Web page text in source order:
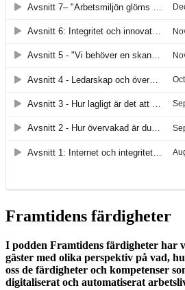
Framtidens färdigheter
I podden Framtidens färdigheter har
gäster med olika perspektiv på vad,
oss de färdigheter och kompetenser
digitaliserat och automatiserat